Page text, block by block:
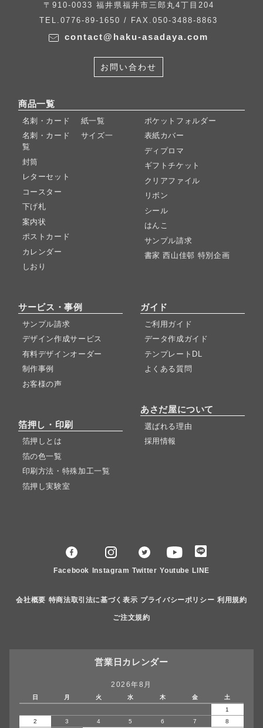
〒910-0033 福井県福井市三郎丸4丁目204
TEL.0776-89-1650 / FAX.050-3488-8863
contact@haku-asadaya.com
お問い合わせ
商品一覧
名刺・カード 紙一覧
名刺・カード サイズ一
覧
封筒
レターセット
コースター
下げ札
案内状
ポストカード
カレンダー
しおり
ポケットフォルダー
表紙カバー
ディプロマ
ギフトチケット
クリアファイル
リボン
シール
はんこ
サンプル請求
書家 西山佳邨 特別企画
サービス・事例
サンプル請求
デザイン作成サービス
有料デザインオーダー
制作事例
お客様の声
箔押し・印刷
箔押しとは
箔の色一覧
印刷方法・特殊加工一覧
箔押し実験室
ガイド
ご利用ガイド
データ作成ガイド
テンプレートDL
よくある質問
あさだ屋について
選ばれる理由
採用情報
Facebook Instagram Twitter Youtube LINE
会社概要 特商法取引法に基づく表示 プライバシーポリシー 利用規約
ご注文規約
営業日カレンダー
2026年8月
日 月 火 水 木 金
土
1
2
3 4 5 6 7 8